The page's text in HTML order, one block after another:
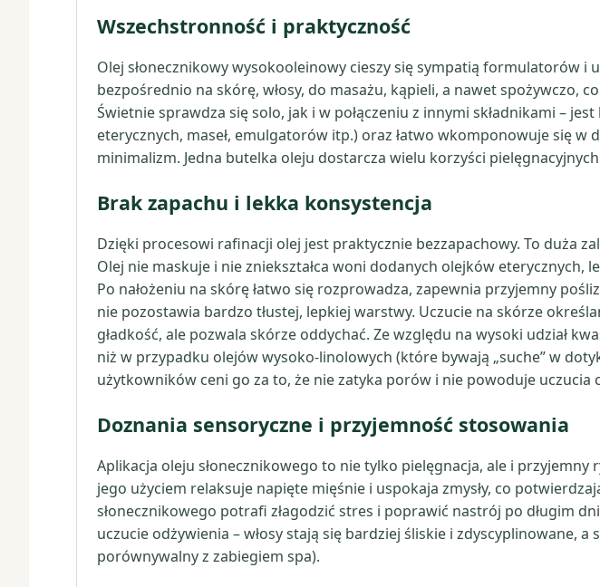
Wszechstronność i praktyczność
Olej słonecznikowy wysokooleinowy cieszy się sympatią formulatorów
bezpośrednio na skórę, włosy, do masażu, kąpieli, a nawet spożywczo,
Świetnie sprawdza się solo, jak i w połączeniu z innymi składnikami –
eterycznych, maseł, emulgatorów itp.) oraz łatwo wkomponowuje się
minimalizm. Jedna butelka oleju dostarcza wielu korzyści
Brak zapachu i lekka konsystencja
Dzięki procesowi rafinacji olej jest praktycznie bezzapachowy. To duża
Olej nie maskuje i nie zniekształca woni dodanych olejków
Po nałożeniu na skórę łatwo się rozprowadza, zapewnia przyjemny
nie pozostawia bardzo tłustej, lepkiej warstwy. Uczucie na skórze
gładkość, ale pozwala skórze oddychać. Ze względu na wysoki udział
niż w przypadku olejów wysoko-linolowych (które bywają „suche” w
użytkowników ceni go za to, że nie zatyka porów i nie powoduje
Doznania sensoryczne i przyjemność stosowania
Aplikacja oleju słonecznikowego to nie tylko pielęgnacja, ale i
jego użyciem relaksuje napięte mięśnie i uspokaja zmysły, co
słonecznikowego potrafi złagodzić stres i poprawić nastrój po długim
uczucie odżywienia – włosy stają się bardziej śliskie i zdyscyplinowane,
porównywalny z zabiegiem spa).